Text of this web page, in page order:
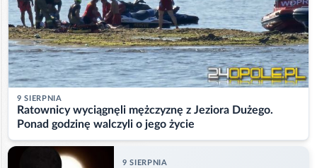
9 SIERPNIA
Ratownicy wyciągnęli mężczyznę z Jeziora Dużego.
Ponad godzinę walczyli o jego życie
9 SIERPNIA